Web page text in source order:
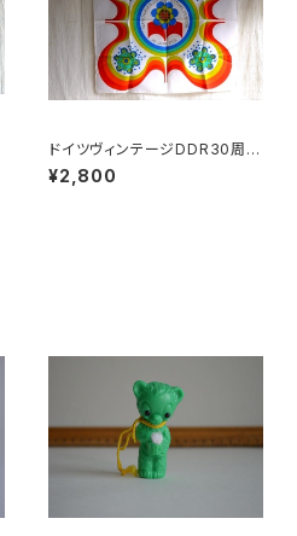
ドイツヴィンテージDDR30周年
スカーフbタグ付
¥2,800